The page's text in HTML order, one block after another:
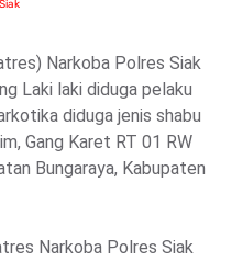
Narkoba Polres Siak
Laki laki diduga pelaku
diduga jenis shabu
Gang Karet RT 01 RW
Bungaraya, Kabupaten
Narkoba Polres Siak